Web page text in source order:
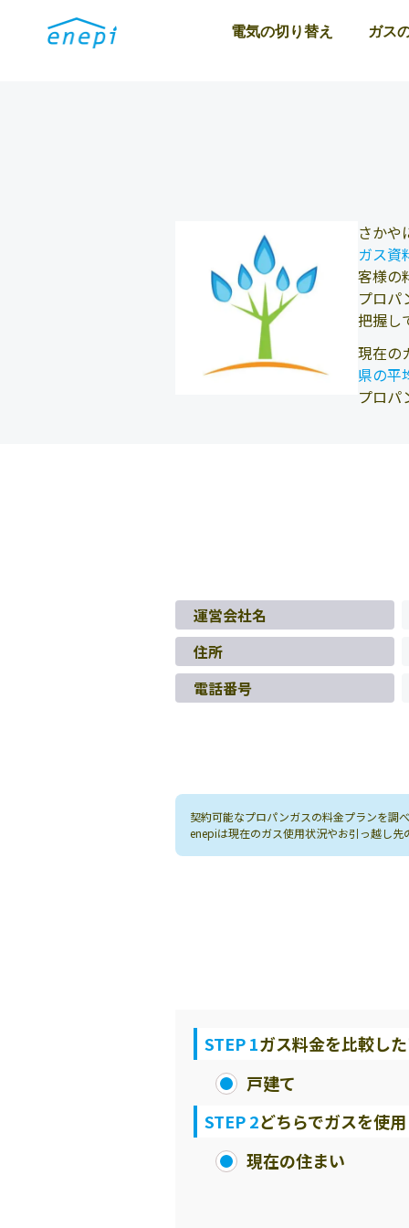
電気の切り替え ガス
さかや
ガス資
客様の
プロパ
把握し
現在の
県の平
プロパ
運営会社名
住所
電話番号
契約可能なプロパンガスの料金プランを調
enepiは現在のガス使用状況やお引っ越し
STEP 1ガス料金を比較し
戸建て
STEP 2どちらでガスを使
現在の住まい